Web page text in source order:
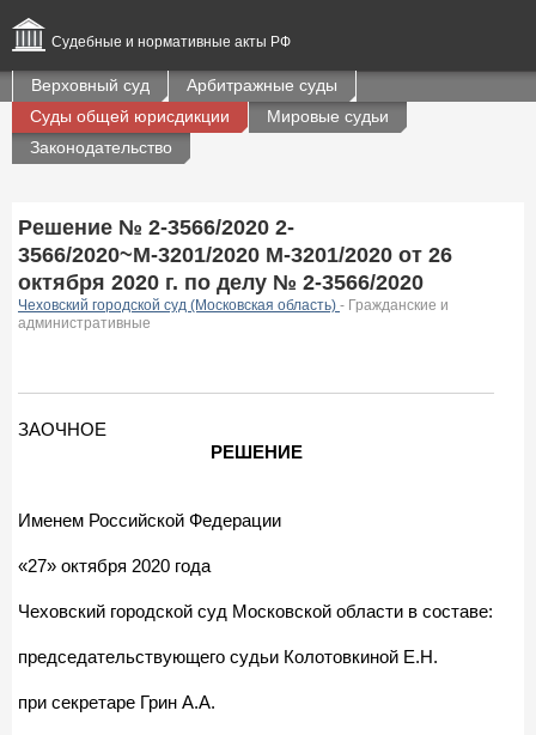
Судебные и нормативные акты РФ
Верховный суд
Арбитражные суды
Суды общей юрисдикции
Мировые судьи
Законодательство
Решение № 2-3566/2020 2-
3566/2020~М-3201/2020 М-3201/2020 от 26
октября 2020 г. по делу № 2-3566/2020
Чеховский городской суд (Московская область) - Гражданские и
административные
ЗАОЧНОЕ
РЕШЕНИЕ
Именем Российской Федерации
«27» октября 2020 года
Чеховский городской суд Московской области в составе:
председательствующего судьи Колотовкиной Е.Н.
при секретаре Грин А.А.